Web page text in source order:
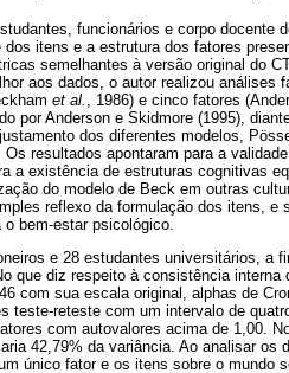
funcionários e corpo docente
itens e a estrutura dos fatores
semelhantes à versão original do
aos dados, o autor realizou análises
et al.
, 1986) e cinco fatores
por Anderson e Skidmore (1995),
dos diferentes modelos,
resultados apontaram para a
a existência de estruturas cognitivas
do modelo de Beck em outras
reflexo da formulação dos itens, e
bem-estar psicológico.
e 28 estudantes universitários, a
que diz respeito à consistência interna
com sua escala original, alphas de
teste-reteste com um intervalo de
com autovalores acima de 1,00.
42,79% da variância. Ao analisar os
único fator e os itens sobre o mundo